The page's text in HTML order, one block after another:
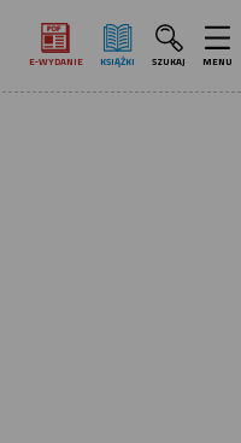
E‑WYDANIE KSIĄŻKI SZUKAJ MENU